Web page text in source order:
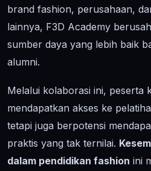
brand fashion, perusahaan,
lainnya, F3D Academy
sumber daya yang lebih baik
alumni.
Melalui kolaborasi ini, peserta
mendapatkan akses ke
tetapi juga berpotensi
praktis yang tak ternilai.
dalam pendidikan fashion ini